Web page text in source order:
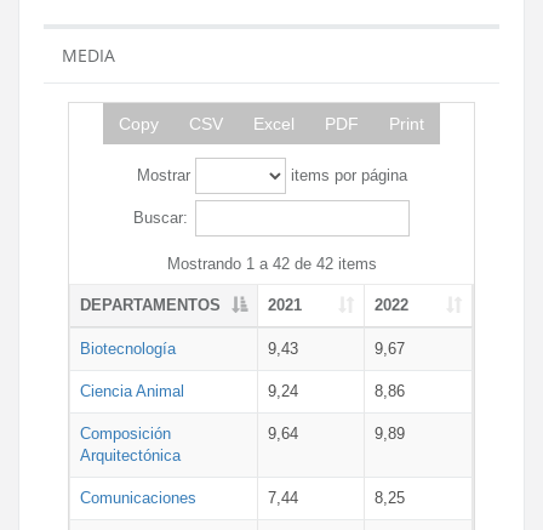
MEDIA
Copy CSV Excel PDF Print
Mostrar items por página
Buscar:
Mostrando 1 a 42 de 42 items
DEPARTAMENTOS 2021 2022
Biotecnología 9,43 9,67
Ciencia Animal 9,24 8,86
Composición
Arquitectónica
9,64 9,89
Comunicaciones 7,44 8,25